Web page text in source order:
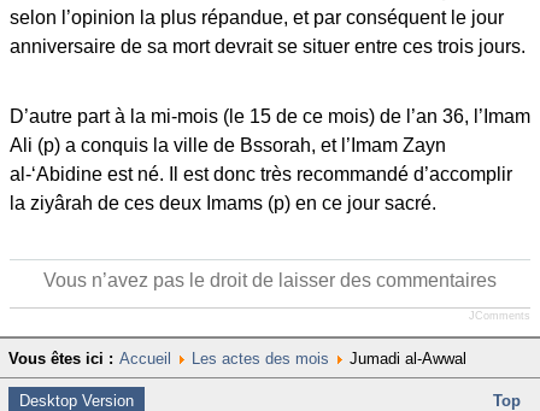
selon l’opinion la plus répandue, et par conséquent le jour
anniversaire de sa mort devrait se situer entre ces trois jours.
D’autre part à la mi-mois (le 15 de ce mois) de l’an 36, l’Imam
Ali (p) a conquis la ville de Bssorah, et l’Imam Zayn
al-‘Abidine est né. Il est donc très recommandé d’accomplir
la ziyârah de ces deux Imams (p) en ce jour sacré.
Vous n’avez pas le droit de laisser des commentaires
JComments
Vous êtes ici : Accueil Les actes des mois Jumadi al-Awwal
Desktop Version Top